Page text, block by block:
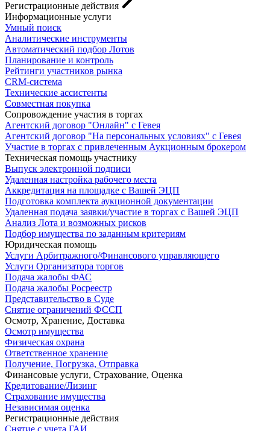
Регистрационные действия
Информационные услуги
Умный поиск
Аналитические инструменты
Автоматический подбор Лотов
Планирование и контроль
Рейтинги участников рынка
CRM-система
Технические ассистенты
Совместная покупка
Сопровождение участия в торгах
Агентский договор "Онлайн" с Гевея
Агентский договор "На персональных условиях" с Гевея
Участие в торгах с привлеченным Аукционным брокером
Техническая помощь участнику
Выпуск электронной подписи
Удаленная настройка рабочего места
Аккредитация на площадке с Вашей ЭЦП
Подготовка комплекта аукционной документации
Удаленная подача заявки/участие в торгах с Вашей ЭЦП
Анализ Лота и возможных рисков
Подбор имущества по заданным критериям
Юридическая помощь
Услуги Арбитражного/Финансового управляющего
Услуги Организатора торгов
Подача жалобы ФАС
Подача жалобы Росреестр
Представительство в Суде
Снятие ограничений ФССП
Осмотр, Хранение, Доставка
Осмотр имущества
Физическая охрана
Ответственное хранение
Получение, Погрузка, Отправка
Финансовые услуги, Страхование, Оценка
Кредитование/Лизинг
Страхование имущества
Независимая оценка
Регистрационные действия
Снятие с учета ГАИ